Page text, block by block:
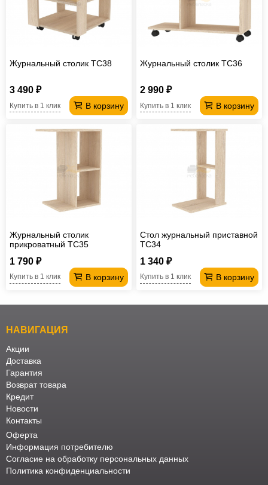
Журнальный столик TC38
3 490 ₽
В корзину
Купить в 1 клик
Журнальный столик TC36
2 990 ₽
В корзину
Купить в 1 клик
Журнальный столик
прикроватный TC35
1 790 ₽
В корзину
Купить в 1 клик
Стол журнальный приставной
TC34
1 340 ₽
В корзину
Купить в 1 клик
НАВИГАЦИЯ
Акции
Доставка
Гарантия
Возврат товара
Кредит
Новости
Контакты
Оферта
Информация потребителю
Согласие на обработку персональных данных
Политика конфиденциальности